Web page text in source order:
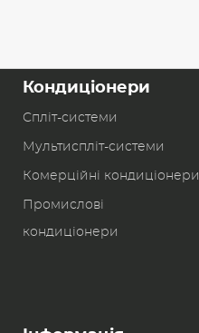
Кондиціонери
Спліт-системи
Мультиспліт-системи
Комерційні кондиціонери
Промислові
кондиціонери